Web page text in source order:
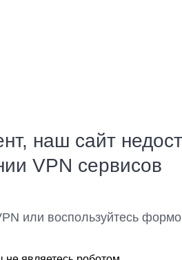
наш сайт
VPN сервисов
или воспользуйтесь